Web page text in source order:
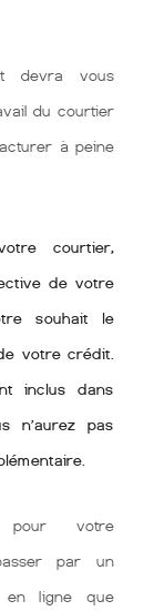
devra vous
du courtier
à peine
courtier,
de votre
souhait le
votre crédit.
inclus dans
n’aurez pas
pour votre
par un
en ligne que